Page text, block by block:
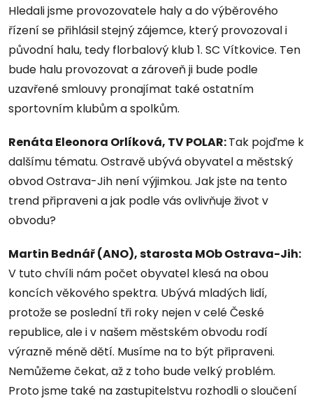
Hledali jsme provozovatele haly a do výběrového
řízení se přihlásil stejný zájemce, který provozoval i
původní halu, tedy florbalový klub 1. SC Vítkovice. Ten
bude halu provozovat a zároveň ji bude podle
uzavřené smlouvy pronajímat také ostatním
sportovním klubům a spolkům.
Renáta Eleonora Orlíková, TV POLAR:Tak pojďme k
dalšímu tématu. Ostravě ubývá obyvatel a městský
obvod Ostrava-Jih není výjimkou. Jak jste na tento
trend připraveni a jak podle vás ovlivňuje život v
obvodu?
Martin Bednář (ANO), starosta MOb Ostrava-Jih:
V tuto chvíli nám počet obyvatel klesá na obou
koncích věkového spektra. Ubývá mladých lidí,
protože se poslední tři roky nejen v celé České
republice, ale i v našem městském obvodu rodí
výrazně méně dětí. Musíme na to být připraveni.
Nemůžeme čekat, až z toho bude velký problém.
Proto jsme také na zastupitelstvu rozhodli o sloučení